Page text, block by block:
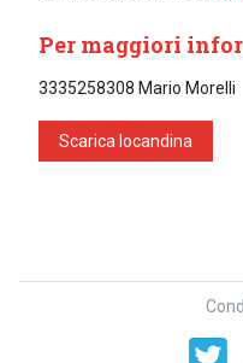
Per maggiori
3335258308 Mario Morelli
Scarica locandina